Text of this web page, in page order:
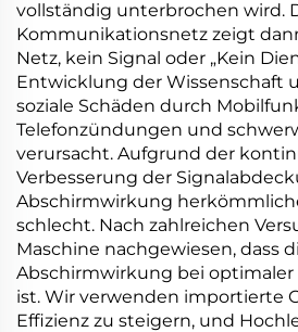
vollständig unterbrochen wird.
Kommunikationsnetz zeigt
Netz, kein Signal oder „Kein
Entwicklung der Wissenschaft
soziale Schäden durch
Telefonzündungen und
verursacht. Aufgrund der
Verbesserung der
Abschirmwirkung
schlecht. Nach zahlreichen
Maschine nachgewiesen, dass
Abschirmwirkung bei optimaler
ist. Wir verwenden importierte
Effizienz zu steigern, und